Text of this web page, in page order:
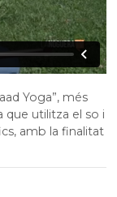
Yoga”, més
que utilitza el so i
amb la finalitat